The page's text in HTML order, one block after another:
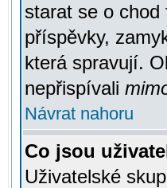
starat se o
příspěvky,
která spravují.
nepřispívali
Návrat nahoru
Co jsou
Uživatelské